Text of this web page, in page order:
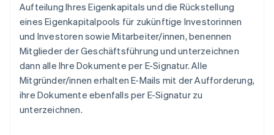
Aufteilung Ihres Eigenkapitals und die Rückstellung
eines Eigenkapitalpools für zukünftige Investorinnen
und Investoren sowie Mitarbeiter/innen, benennen
Mitglieder der Geschäftsführung und unterzeichnen
dann alle Ihre Dokumente per E-Signatur. Alle
Mitgründer/innen erhalten E-Mails mit der Aufforderung,
ihre Dokumente ebenfalls per E-Signatur zu
unterzeichnen.